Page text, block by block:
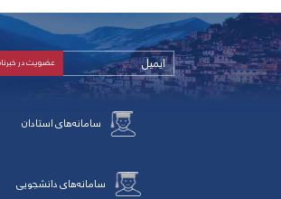
سامانه‌های استادان
سامانه‌های دانشجویی